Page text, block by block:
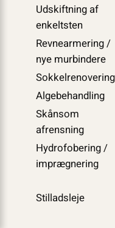
Udskiftning af
enkeltsten
Revnearmering /
nye murbindere
Sokkelrenovering
Algebehandling
Skånsom
afrensning
Hydrofobering /
imprægnering
Stilladsleje